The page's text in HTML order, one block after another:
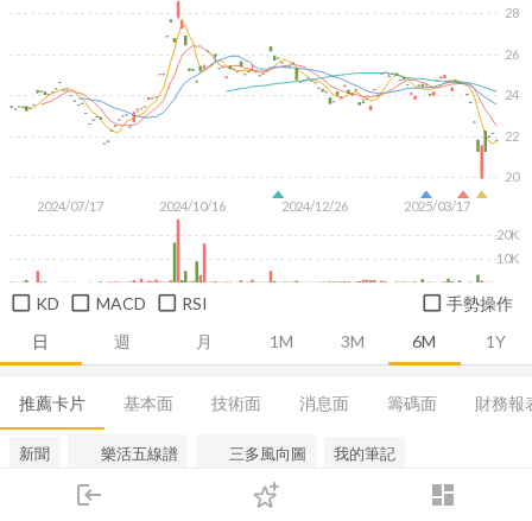
login dashboard
下單
日 週 月 1M 3M 6M 1Y
2024/07/17 2024/10/16 2024/12/26 2025/03/17
20
22
24
26
28
10K
20K
KD MACD RSI 手勢操作
推薦卡片 基本面 技術面 消息面 籌碼面 財務報
新聞 樂活五線譜 三多風向圖 我的筆記